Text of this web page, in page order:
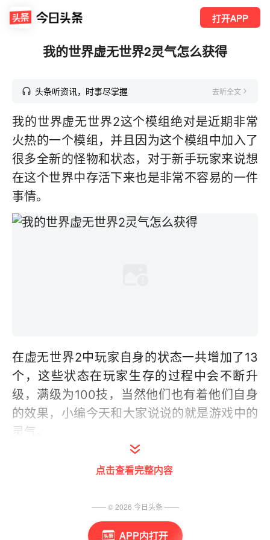
打开APP
APP内打开
我的世界虚无世界2灵气怎么获得
头条听资讯，时事尽掌握 去听全文
我的世界虚无世界2这个模组绝对是近期非常
火热的一个模组，并且因为这个模组中加入了
很多全新的怪物和状态，对于新手玩家来说想
在这个世界中存活下来也是非常不容易的一件
事情。
在虚无世界2中玩家自身的状态一共增加了13
个，这些状态在玩家生存的过程中会不断升
级，满级为100技，当然他们也有着他们自身
的效果，小编今天和大家说说的就是游戏中的
灵气。
点击查看完整内容
—— ©2026 今日头条 ——